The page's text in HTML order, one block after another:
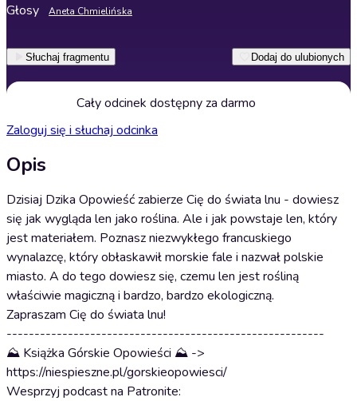
Głosy Aneta Chmielińska
Słuchaj fragmentu Dodaj do ulubionych
Cały odcinek dostępny za darmo
Zaloguj się i słuchaj odcinka
Opis
Dzisiaj Dzika Opowieść zabierze Cię do świata lnu - dowiesz
się jak wygląda len jako roślina. Ale i jak powstaje len, który
jest materiałem. Poznasz niezwykłego francuskiego
wynalazcę, który obłaskawił morskie fale i nazwał polskie
miasto. A do tego dowiesz się, czemu len jest rośliną
właściwie magiczną i bardzo, bardzo ekologiczną.
Zapraszam Cię do świata lnu!
---------------------------------------------------------
⛰️ Książka Górskie Opowieści ⛰️ ->
https://niespieszne.pl/gorskieopowiesci/
Wesprzyj podcast na Patronite: